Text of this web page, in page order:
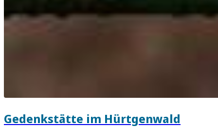
Gedenkstätte im Hürtgenwald